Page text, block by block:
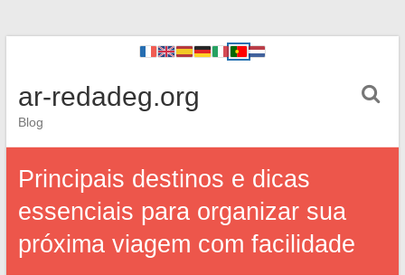
ar-redadeg.org
Blog
Principais destinos e dicas
essenciais para organizar sua
próxima viagem com facilidade